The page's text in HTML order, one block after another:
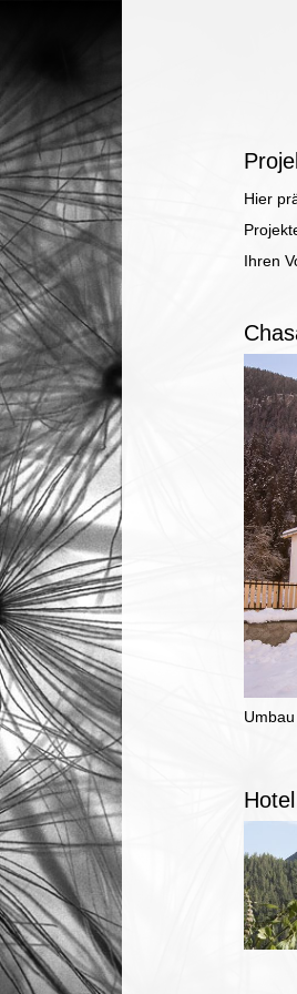
Hier
Ihren